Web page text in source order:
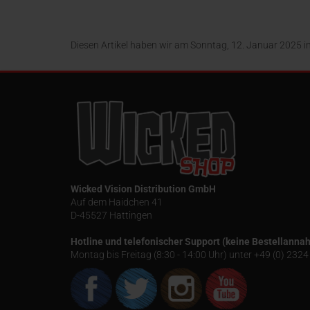
Diesen Artikel haben wir am Sonntag, 12. Januar 2025
Wicked Vision Distribution GmbH
Auf dem Haidchen 41
D-45527 Hattingen
Hotline und telefonischer Support (keine
Montag bis Freitag (8:30 - 14:00 Uhr) unter +49 (0)